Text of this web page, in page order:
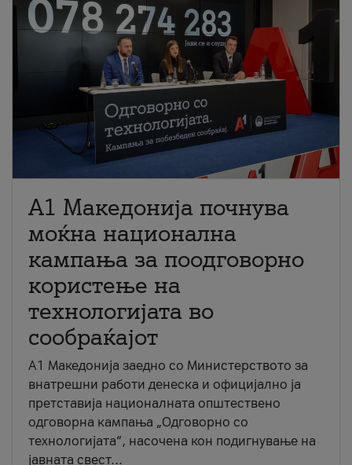
A1 Македонија почнува
моќна национална
кампања за поодговорно
користење на
технологијата во
сообраќајот
A1 Македонија заедно со Министерството за
внатрешни работи денеска и официјално ја
претставија националната општествено
одговорна кампања „Одговорно со
технологијата“, насочена кон подигнување на
јавната свест...